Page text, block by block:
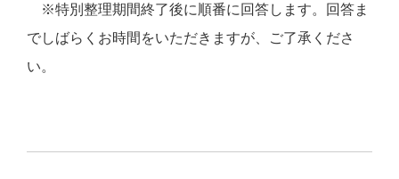
※特別整理期間終了後に順番に回答します。回答ま
でしばらくお時間をいただきますが、ご了承くださ
い。